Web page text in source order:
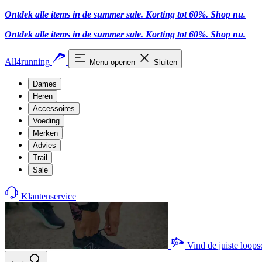
Ontdek alle items in de summer sale. Korting tot 60%. Shop nu.
Ontdek alle items in de summer sale. Korting tot 60%. Shop nu.
All4running Menu openen Sluiten
Dames
Heren
Accessoires
Voeding
Merken
Advies
Trail
Sale
Klantenservice
Vind de juiste